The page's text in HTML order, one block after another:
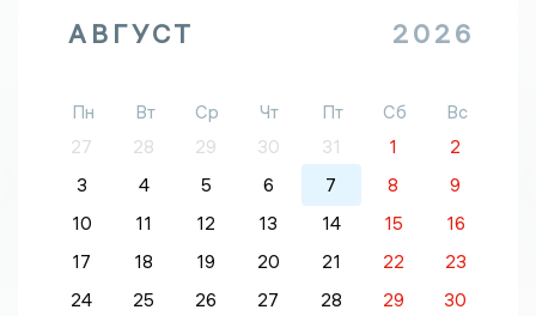
АВГУСТ 2026
Пн Вт Ср Чт Пт Сб
Вс
27
28 29 30 31 1
2
3
4 5 6 7 8
9
10
11 12 13 14 15
16
17
18 19 20 21 22
23
24
25 26 27 28 29
30